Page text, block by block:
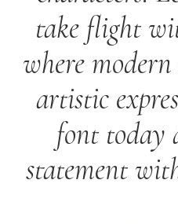
take flight
where modern
artistic
font today
statement